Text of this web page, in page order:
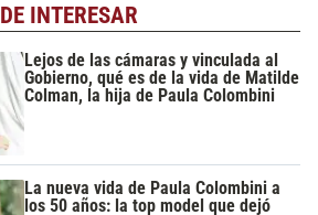
INTERESAR
Lejos de las cámaras y vinculada al
Gobierno, qué es de la vida de Matilde
Colman, la hija de Paula Colombini
La nueva vida de Paula Colombini a
los 50 años: la top model que dejó